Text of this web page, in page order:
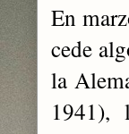
En
cede
la
1941),